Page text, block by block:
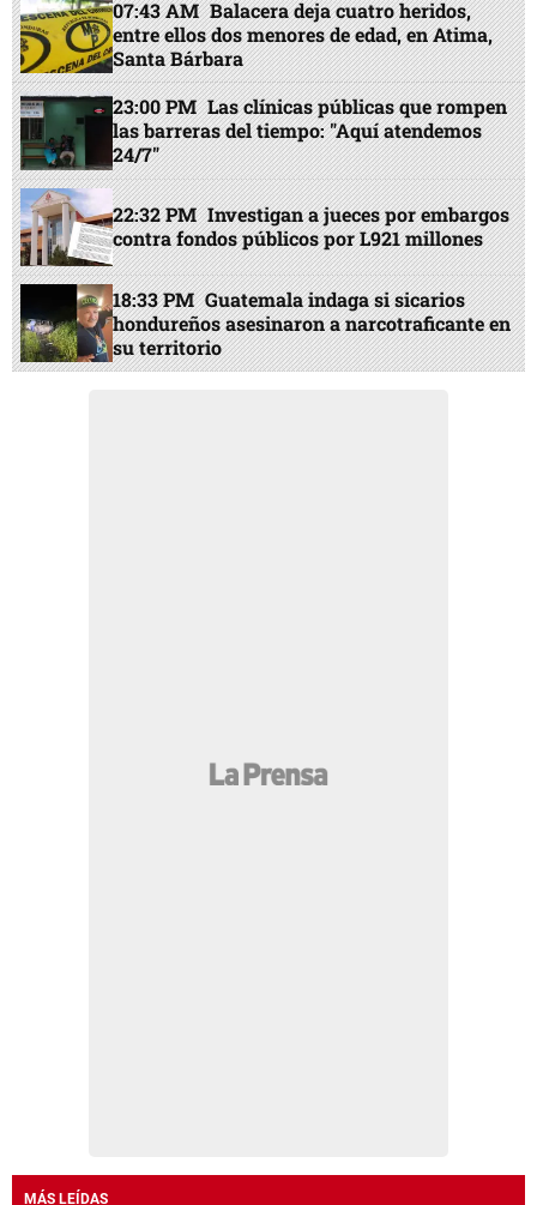
07:43 AM Balacera deja cuatro heridos,
entre ellos dos menores de edad, en Atima,
Santa Bárbara
23:00 PM Las clínicas públicas que rompen
las barreras del tiempo: "Aquí atendemos
24/7"
22:32 PM Investigan a jueces por embargos
contra fondos públicos por L921 millones
18:33 PM Guatemala indaga si sicarios
hondureños asesinaron a narcotraficante en
su territorio
MÁS LEÍDAS